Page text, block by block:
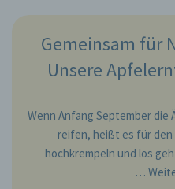
Gemeinsam für
Unsere
Wenn Anfang September
reifen, heißt es für den
hochkrempeln und los
…